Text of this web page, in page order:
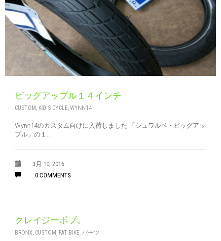
ビッグアップル１４インチ
CUSTOM , KID'S CYCLE, WYNN14
Wynn14のカスタム向けに入荷しました 「シュワルベ・ビッグアッ
プル」の１…
3月 10, 2016
0 COMMENTS
クレイジーボブ。
BRONX, CUSTOM , FAT BIKE, パーツ